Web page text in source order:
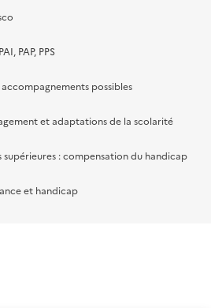
PAP, PPS
accompagnements possibles
et adaptations de la scolarité
supérieures : compensation du handicap
et handicap